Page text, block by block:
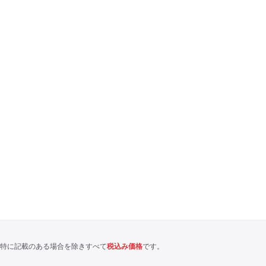
に記載のある場合を除きすべて税込み価格です。